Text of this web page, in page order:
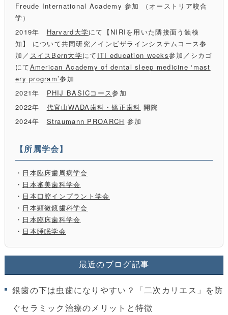
Freude International Academy 参加 （オーストリア咬合
学）
2019年 Harvard大学にて【NIRIを用いた隣接面う蝕検
知】 について共同研究／インビザラインシステムコース参
加／ スイスBern大学にて ITI education weeks参加／シカゴ
にてAmerican Academy of dental sleep medicine ‘mast
ery program’参加
2021年 PHIJ BASICコース参加
2022年 代官山WADA歯科・矯正歯科 開院
2024年 Straumann PROARCH 参加
【所属学会】
・ 日本臨床歯周病学会
・ 日本審美歯科学会
・ 日本口腔インプラント学会
・ 日本顕微鏡歯科学会
・ 日本臨床歯科学会
・ 日本睡眠学会
最近のブログ記事
銀歯の下は虫歯になりやすい？「二次カリエス」を防
ぐセラミック治療のメリットと特徴